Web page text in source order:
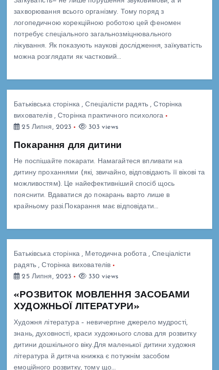
захворювання всього організму. Тому поряд з
логопедичною корекційною роботою цей феномен
потребує спеціального загальнозміцнювального
лікування. Як показують наукові дослідження, заїкуватість
можна розглядати як частковий…
Батьківська сторінка,Спеціалісти радять,Сторінка
вихователів,Сторінка практичного психолога
25 Липня, 2023
303 views
Покарання для дитини
Не поспішайте покарати. Намагайтеся впливати на
дитину проханнями (які, звичайно, відповідають її вікові та
можливостям). Це найефективніший спосіб щось
пояснити. Вдаватися до покарань варто лише в
крайньому разі.Покарання має відповідати…
Батьківська сторінка, Методична робота,Спеціалісти
радять ,Сторінка вихователів
25 Липня, 2023
330 views
«РОЗВИТОК МОВЛЕННЯ ЗАСОБАМИ
ХУДОЖНЬОЇ ЛІТЕРАТУРИ»
Художня література – невичерпне джерело мудрості,
знань, духовності, краси художнього слова для розвитку
дитини дошкільного віку.Для маленької дитини художня
література й дитяча книжка є потужнім засобом
емоційного розвитку, тому що…